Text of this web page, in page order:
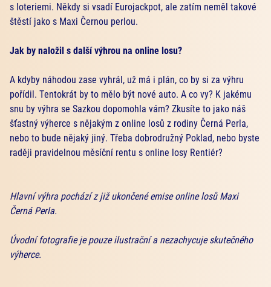
s loteriemi. Někdy si vsadí Eurojackpot, ale zatím neměl takové
štěstí jako s Maxi Černou perlou.
Jak by naložil s další výhrou na online losu?
A kdyby náhodou zase vyhrál, už má i plán, co by si za výhru
pořídil. Tentokrát by to mělo být nové auto. A co vy? K jakému
snu by výhra se Sazkou dopomohla vám? Zkusíte to jako náš
šťastný výherce s nějakým z online losů z rodiny Černá Perla,
nebo to bude nějaký jiný. Třeba dobrodružný Poklad, nebo byste
raději pravidelnou měsíční rentu s online losy Rentiér?
Hlavní výhra pochází z již ukončené emise online losů Maxi
Černá Perla.
Úvodní fotografie je pouze ilustrační a nezachycuje skutečného
výherce.